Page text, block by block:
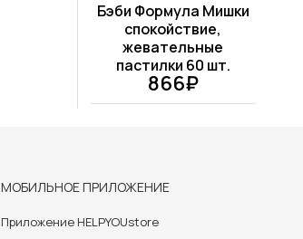
Бэби Формула Мишки
спокойствие,
жевательные
пастилки 60 шт.
866₽
МОБИЛЬНОЕ ПРИЛОЖЕНИЕ
Приложение HELPYOUstore